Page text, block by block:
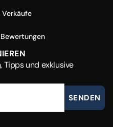
Tipps und exklusive
SENDEN